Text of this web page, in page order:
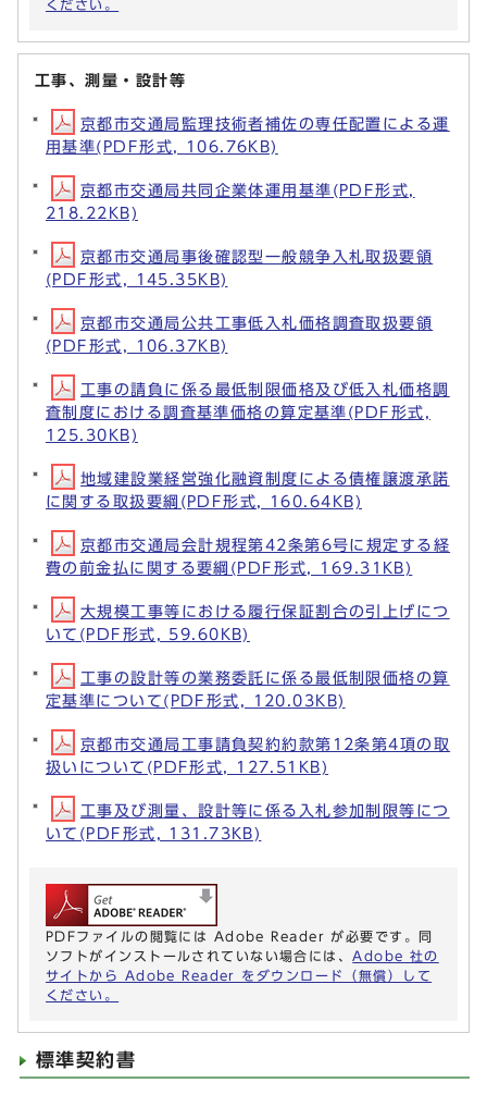
ください。
工事、測量・設計等
京都市交通局監理技術者補佐の専任配置による運
用基準(PDF形式, 106.76KB)
京都市交通局共同企業体運用基準(PDF形式,
218.22KB)
京都市交通局事後確認型一般競争入札取扱要領
(PDF形式, 145.35KB)
京都市交通局公共工事低入札価格調査取扱要領
(PDF形式, 106.37KB)
工事の請負に係る最低制限価格及び低入札価格調
査制度における調査基準価格の算定基準(PDF形式,
125.30KB)
地域建設業経営強化融資制度による債権譲渡承諾
に関する取扱要綱(PDF形式, 160.64KB)
京都市交通局会計規程第42条第6号に規定する経
費の前金払に関する要綱(PDF形式, 169.31KB)
大規模工事等における履行保証割合の引上げにつ
いて(PDF形式, 59.60KB)
工事の設計等の業務委託に係る最低制限価格の算
定基準について(PDF形式, 120.03KB)
京都市交通局工事請負契約約款第12条第4項の取
扱いについて(PDF形式, 127.51KB)
工事及び測量、設計等に係る入札参加制限等につ
いて(PDF形式, 131.73KB)
PDFファイルの閲覧には Adobe Reader が必要です。同
ソフトがインストールされていない場合には、 Adobe 社の
サイトから Adobe Reader をダウンロード（無償）して
ください。
標準契約書